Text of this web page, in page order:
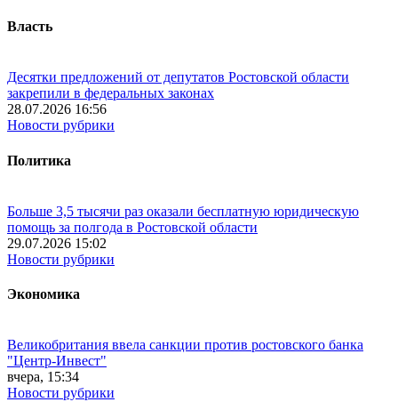
Власть
Десятки предложений от депутатов Ростовской области
закрепили в федеральных законах
28.07.2026 16:56
Новости рубрики
Политика
Больше 3,5 тысячи раз оказали бесплатную юридическую
помощь за полгода в Ростовской области
29.07.2026 15:02
Новости рубрики
Экономика
Великобритания ввела санкции против ростовского банка
"Центр-Инвест"
вчера, 15:34
Новости рубрики